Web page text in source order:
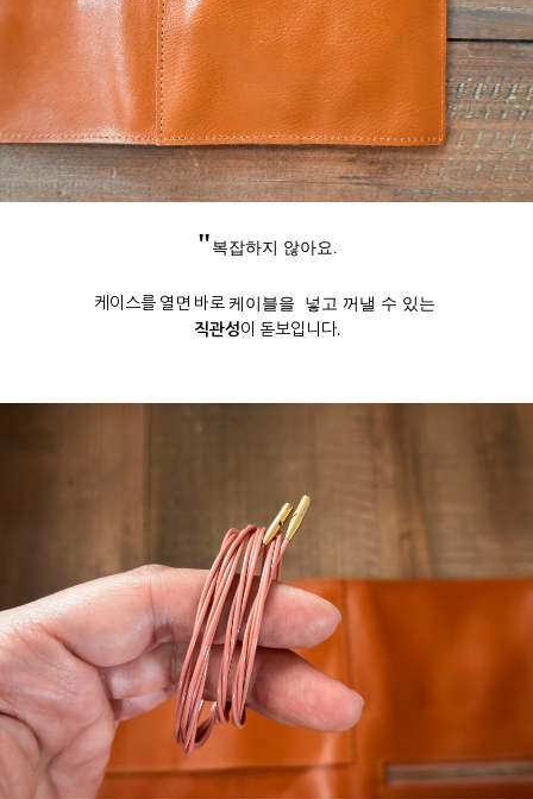
" 복잡하지 않아요.
케이스를 열면 바로 케이블을 넣고 꺼낼 수 있는
직관성이 돋보입니다.